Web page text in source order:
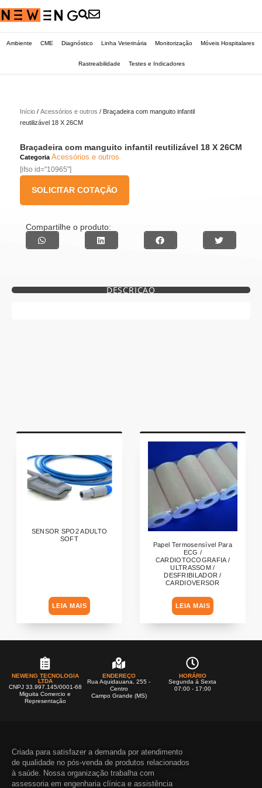
Ambiente CME Diagnóstico Linha Veterinária Monitorização Móveis Hospitalares
Rastreabilidade Testes e Indicadores
Início / Acessórios e outros / Braçadeira com manguito infantil
reutilizável 18 X 26CM
Braçadeira com manguito infantil reutilizável 18 X 26CM
Categoria Acessórios e outros
[ifso id="10965"]
SOLICITAR COTAÇÃO
Compartilhe o produto:
DESCRIÇÃO
SENSOR SPO2 ADULTO
SOFT
LEIA MAIS
Papel Termosensível Para
ECG /
CARDIOTOCOGRAFIA /
ULTRASSOM /
DESFRIBILADOR /
CARDIOVERSOR
LEIA MAIS
NEWENG TECNOLOGIA
LTDA
CNPJ 33.997.145/0001-68
Miguita Comercio e
Representação
ENDEREÇO
Rua Aquidauana, 255 -
Centro
Campo Grande (MS)
HORÁRIO
Segunda á Sexta
07:00 - 17:00
Criada para satisfazer a demanda por atendimento
de qualidade no pós-venda de produtos relacionados
à saúde. Nossa organização trabalha com
assessoria em engenharia clínica e assistência